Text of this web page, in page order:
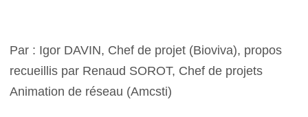
Par : Igor DAVIN, Chef de projet (Bioviva), propos
recueillis par Renaud SOROT, Chef de projets
Animation de réseau (Amcsti)